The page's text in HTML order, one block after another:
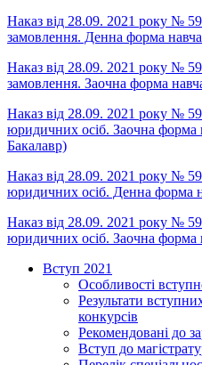
Наказ від 28.09. 2021 року №
замовлення. Денна форма
Наказ від 28.09. 2021 року №
замовлення. Заочна форма
Наказ від 28.09. 2021 року №
юридичних осіб. Заочна форма
Бакалавр)
Наказ від 28.09. 2021 року №
юридичних осіб. Денна форма
Наказ від 28.09. 2021 року №
юридичних осіб. Заочна форма
Вступ 2021
Особливості
Результати
конкурсів
Рекомендовані до
Вступ до